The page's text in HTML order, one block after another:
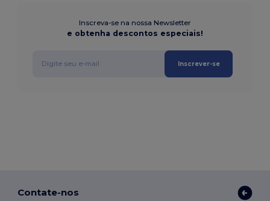
Inscreva-se na nossa Newsletter
e obtenha descontos especiais!
Inscrever-se
Contate-nos